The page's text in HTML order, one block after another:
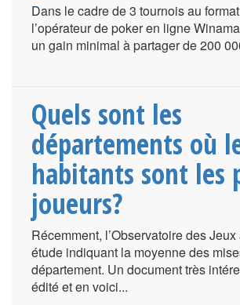
Dans le cadre de 3 tournois au
l’opérateur de poker en ligne
un gain minimal à partager de 200
Quels sont les
départements où
habitants sont les
joueurs?
Récemment, l’Observatoire des
étude indiquant la moyenne des
département. Un document très
édité et en voici...